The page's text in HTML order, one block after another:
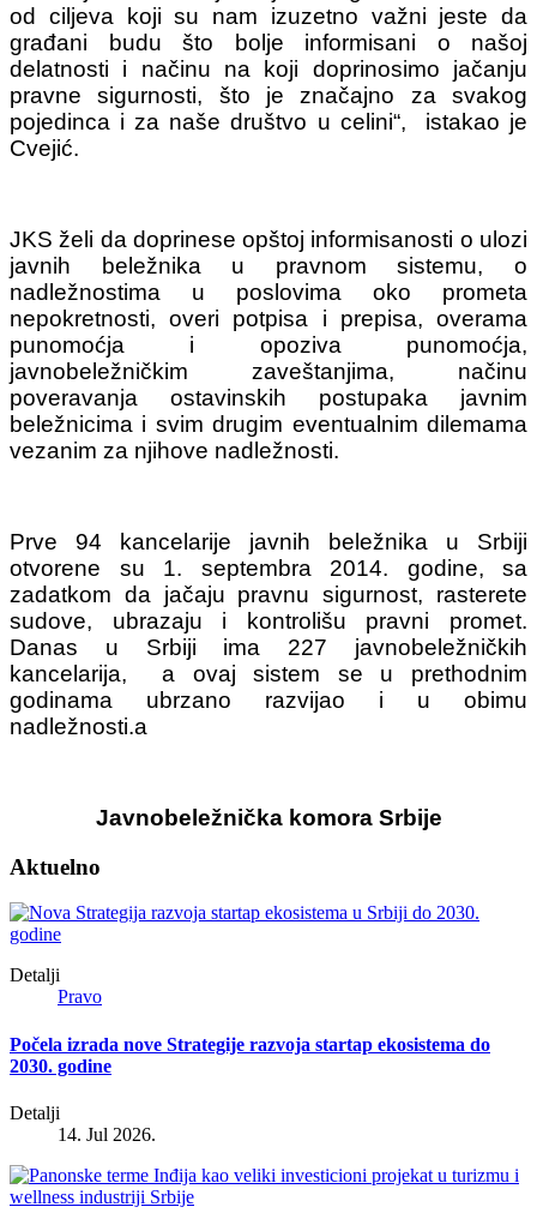
od ciljeva koji su nam izuzetno važni jeste da
građani budu što bolje informisani o našoj
delatnosti i načinu na koji doprinosimo jačanju
pravne sigurnosti, što je značajno za svakog
pojedinca i za naše društvo u celini“, istakao je
Cvejić.
JKS želi da doprinese opštoj informisanosti o ulozi
javnih beležnika u pravnom sistemu, o
nadležnostima u poslovima oko prometa
nepokretnosti, overi potpisa i prepisa, overama
punomoćja i opoziva punomoćja,
javnobeležničkim zaveštanjima, načinu
poveravanja ostavinskih postupaka javnim
beležnicima i svim drugim eventualnim dilemama
vezanim za njihove nadležnosti.
Prve 94 kancelarije javnih beležnika u Srbiji
otvorene su 1. septembra 2014. godine, sa
zadatkom da jačaju pravnu sigurnost, rasterete
sudove, ubrazaju i kontrolišu pravni promet.
Danas u Srbiji ima 227 javnobeležničkih
kancelarija, a ovaj sistem se u prethodnim
godinama ubrzano razvijao i u obimu
nadležnosti.a
Javnobeležnička komora Srbije
Aktuelno
Detalji
Pravo
Počela izrada nove Strategije razvoja startap ekosistema do
2030. godine
Detalji
14. Jul 2026.